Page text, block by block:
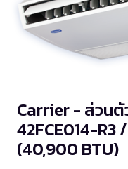
Carrier - ส่วนตั
42FCE014-R3
(40,900 BTU)